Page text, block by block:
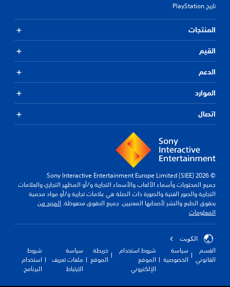
تاريخ PlayStation
المنتجات
القيم
الدعم
الموارد
اتصال
© 2026 Sony Interactive Entertainment Europe Limited (SIEE)
جميع المحتويات وأسماء الألعاب والأسماء التجارية و/أو المظهر التجاري والعلامات
التجارية والصور الفنية والصورة ذات الصلة هي علامات تجارية و/أو مواد محمية
بحقوق الطبع والنشر لأصحابها المعنيين. جميع الحقوق محفوظة.المزيد من
المعلومات
الكويت‎
القسم
القانوني
سياسة
الخصوصية
شروط استخدام
الموقع
الإلكتروني
خريطة
الموقع
سياسة
ملفات تعريف
الارتباط
شروط
استخدام
البرنامج